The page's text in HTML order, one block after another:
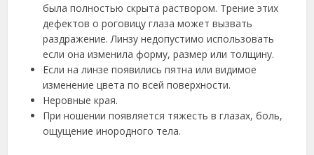
была полностью скрыта раствором. Трение этих
дефектов о роговицу глаза может вызвать
раздражение. Линзу недопустимо использовать
если она изменила форму, размер или толщину.
Если на линзе появились пятна или видимое
изменение цвета по всей поверхности.
Неровные края.
При ношении появляется тяжесть в глазах, боль,
ощущение инородного тела.